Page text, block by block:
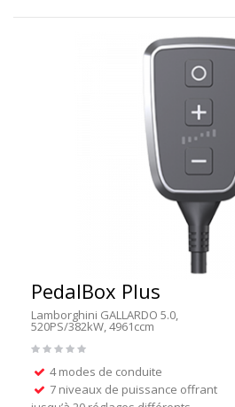
PedalBox Plus
Lamborghini GALLARDO 5.0,
520PS/382kW, 4961ccm
4 modes de conduite
7 niveaux de puissance offrant